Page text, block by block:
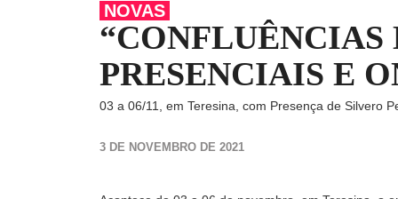
NOVAS
PRESENCIAIS E
03 a 06/11, em Teresina, com Presença de Silvero
3 DE NOVEMBRO DE 2021